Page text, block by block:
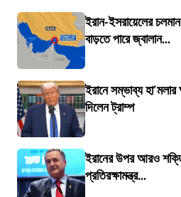
ইরান-ইসরায়েলের চলমান
বাড়তে পারে জ্বালান...
ইরানে সম্ভাব্য
দিলেন ট্রাম্প
ইরানের উপর আরও
প্রতিরক্ষামন্ত্র...